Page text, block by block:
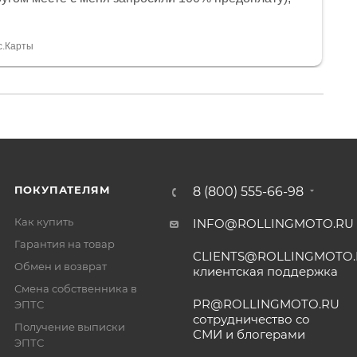
всегда на связи, очень детально всё
ПОКУПАТЕЛЯМ
Как купить
Гарантия на товар
Обмен и возврат
Смена собственника в
ЭПТС
Получение выписки
ЭПТС
8 (800) 555-66-98
INFO@ROLLINGMOTO.RU
клиентская поддержка
PR@ROLLINGMOTO.RU
сотрудничество со
СМИ и блогерами